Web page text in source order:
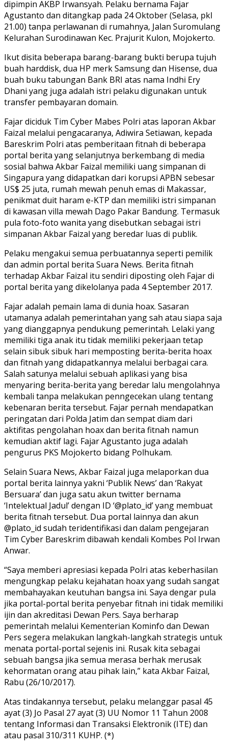
dipimpin AKBP Irwansyah. Pelaku bernama Fajar
Agustanto dan ditangkap pada 24 Oktober (Selasa, pkl
21.00) tanpa perlawanan di rumahnya, Jalan Suromulang
Kelurahan Surodinawan Kec. Prajurit Kulon, Mojokerto.
Ikut disita beberapa barang-barang bukti berupa tujuh
buah harddisk, dua HP merk Samsung dan Hisense, dua
buah buku tabungan Bank BRI atas nama Indhi Ery
Dhani yang juga adalah istri pelaku digunakan untuk
transfer pembayaran domain.
Fajar diciduk Tim Cyber Mabes Polri atas laporan Akbar
Faizal melalui pengacaranya, Adiwira Setiawan, kepada
Bareskrim Polri atas pemberitaan fitnah di beberapa
portal berita yang selanjutnya berkembang di media
sosial bahwa Akbar Faizal memiliki uang simpanan di
Singapura yang didapatkan dari korupsi APBN sebesar
US$ 25 juta, rumah mewah penuh emas di Makassar,
penikmat duit haram e-KTP dan memiliki istri simpanan
di kawasan villa mewah Dago Pakar Bandung. Termasuk
pula foto-foto wanita yang disebutkan sebagai istri
simpanan Akbar Faizal yang beredar luas di publik.
Pelaku mengakui semua perbuatannya seperti pemilik
dan admin portal berita Suara News. Berita fitnah
terhadap Akbar Faizal itu sendiri diposting oleh Fajar di
portal berita yang dikelolanya pada 4 September 2017.
Fajar adalah pemain lama di dunia hoax. Sasaran
utamanya adalah pemerintahan yang sah atau siapa saja
yang dianggapnya pendukung pemerintah. Lelaki yang
memiliki tiga anak itu tidak memiliki pekerjaan tetap
selain sibuk sibuk hari memposting berita-berita hoax
dan fitnah yang didapatkannya melalui berbagai cara.
Salah satunya melalui sebuah aplikasi yang bisa
menyaring berita-berita yang beredar lalu mengolahnya
kembali tanpa melakukan penngecekan ulang tentang
kebenaran berita tersebut. Fajar pernah mendapatkan
peringatan dari Polda Jatim dan sempat diam dari
aktifitas pengolahan hoax dan berita fitnah namun
kemudian aktif lagi. Fajar Agustanto juga adalah
pengurus PKS Mojokerto bidang Polhukam.
Selain Suara News, Akbar Faizal juga melaporkan dua
portal berita lainnya yakni ‘Publik News’ dan ‘Rakyat
Bersuara’ dan juga satu akun twitter bernama
‘Intelektual Jadul’ dengan ID ‘@plato_id’ yang membuat
berita fitnah tersebut. Dua portal lainnya dan akun
@plato_id sudah teridentifikasi dan dalam pengejaran
Tim Cyber Bareskrim dibawah kendali Kombes Pol Irwan
Anwar.
“Saya memberi apresiasi kepada Polri atas keberhasilan
mengungkap pelaku kejahatan hoax yang sudah sangat
membahayakan keutuhan bangsa ini. Saya dengar pula
jika portal-portal berita penyebar fitnah ini tidak memiliki
ijin dan akreditasi Dewan Pers. Saya berharap
pemerintah melalui Kementerian Kominfo dan Dewan
Pers segera melakukan langkah-langkah strategis untuk
menata portal-portal sejenis ini. Rusak kita sebagai
sebuah bangsa jika semua merasa berhak merusak
kehormatan orang atau pihak lain,” kata Akbar Faizal,
Rabu (26/10/2017).
Atas tindakannya tersebut, pelaku melanggar pasal 45
ayat (3) Jo Pasal 27 ayat (3) UU Nomor 11 Tahun 2008
tentang Informasi dan Transaksi Elektronik (ITE) dan
atau pasal 310/311 KUHP. (*)